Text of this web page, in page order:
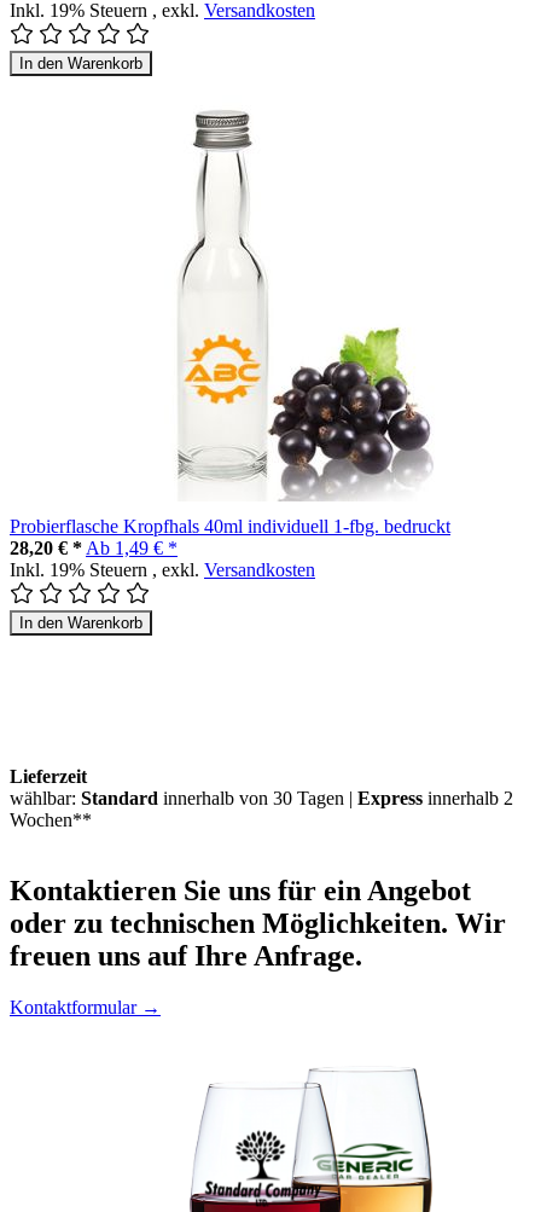
Inkl. 19% Steuern , exkl. Versandkosten
In den Warenkorb
Probierflasche Kropfhals 40ml individuell 1-fbg. bedruckt
28,20 € * Ab 1,49 € *
Inkl. 19% Steuern , exkl. Versandkosten
In den Warenkorb
Lieferzeit
wählbar: Standard innerhalb von 30 Tagen | Express innerhalb 2
Wochen**
Kontaktieren Sie uns für ein Angebot
oder zu technischen Möglichkeiten. Wir
freuen uns auf Ihre Anfrage.
Kontaktformular →